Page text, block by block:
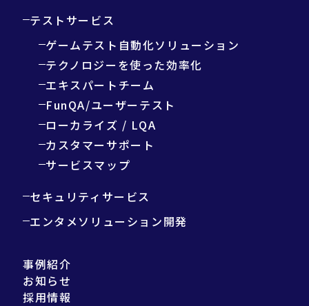
テストサービス
ゲームテスト自動化ソリューション
テクノロジーを使った効率化
エキスパートチーム
FunQA/ユーザーテスト
ローカライズ / LQA
カスタマーサポート
サービスマップ
セキュリティサービス
エンタメソリューション開発
事例紹介
お知らせ
採用情報